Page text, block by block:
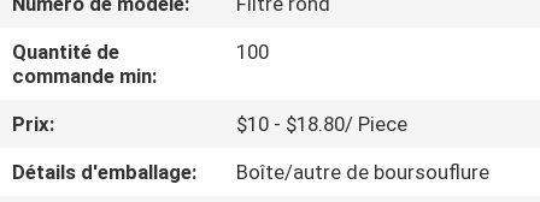
VISITE
Quantité de
commande min:
100
Prix:
$10 - $18.80/ Piece
Détails d'emballage:
Boîte/autre de boursouflure